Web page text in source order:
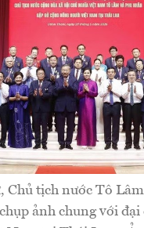
Chủ tịch nước Tô
ảnh chung với